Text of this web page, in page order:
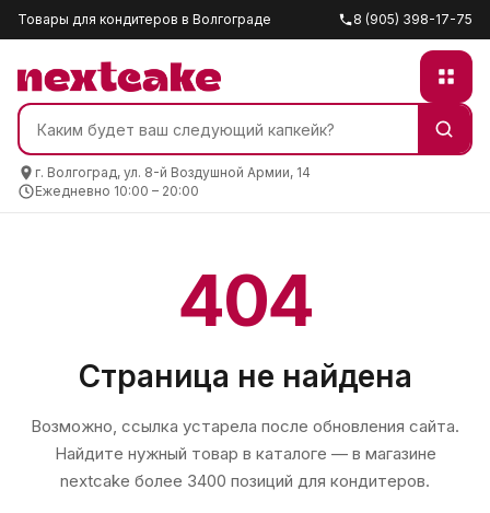
Товары для кондитеров в Волгограде 8 (905) 398-17-75
г. Волгоград, ул. 8-й Воздушной Армии, 14
Ежедневно 10:00 – 20:00
404
Страница не найдена
Возможно, ссылка устарела после обновления сайта.
Найдите нужный товар в каталоге — в магазине
nextcake более 3400 позиций для кондитеров.